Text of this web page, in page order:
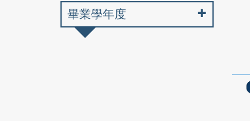
畢業學年度